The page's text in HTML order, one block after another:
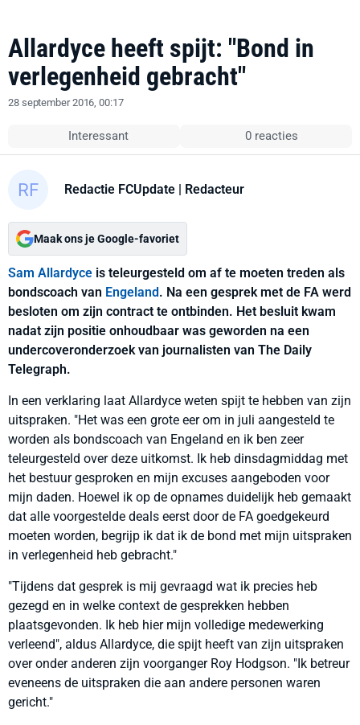
Allardyce heeft spijt: "Bond in
verlegenheid gebracht"
28 september 2016, 00:17
Interessant 0 reacties
Redactie FCUpdate | Redacteur
Maak ons je Google-favoriet
Sam Allardyce is teleurgesteld om af te moeten treden als
bondscoach van Engeland. Na een gesprek met de FA werd
besloten om zijn contract te ontbinden. Het besluit kwam
nadat zijn positie onhoudbaar was geworden na een
undercoveronderzoek van journalisten van The Daily
Telegraph.
In een verklaring laat Allardyce weten spijt te hebben van zijn
uitspraken. "Het was een grote eer om in juli aangesteld te
worden als bondscoach van Engeland en ik ben zeer
teleurgesteld over deze uitkomst. Ik heb dinsdagmiddag met
het bestuur gesproken en mijn excuses aangeboden voor
mijn daden. Hoewel ik op de opnames duidelijk heb gemaakt
dat alle voorgestelde deals eerst door de FA goedgekeurd
moeten worden, begrijp ik dat ik de bond met mijn uitspraken
in verlegenheid heb gebracht."
"Tijdens dat gesprek is mij gevraagd wat ik precies heb
gezegd en in welke context de gesprekken hebben
plaatsgevonden. Ik heb hier mijn volledige medewerking
verleend", aldus Allardyce, die spijt heeft van zijn uitspraken
over onder anderen zijn voorganger Roy Hodgson. "Ik betreur
eveneens de uitspraken die aan andere personen waren
gericht."